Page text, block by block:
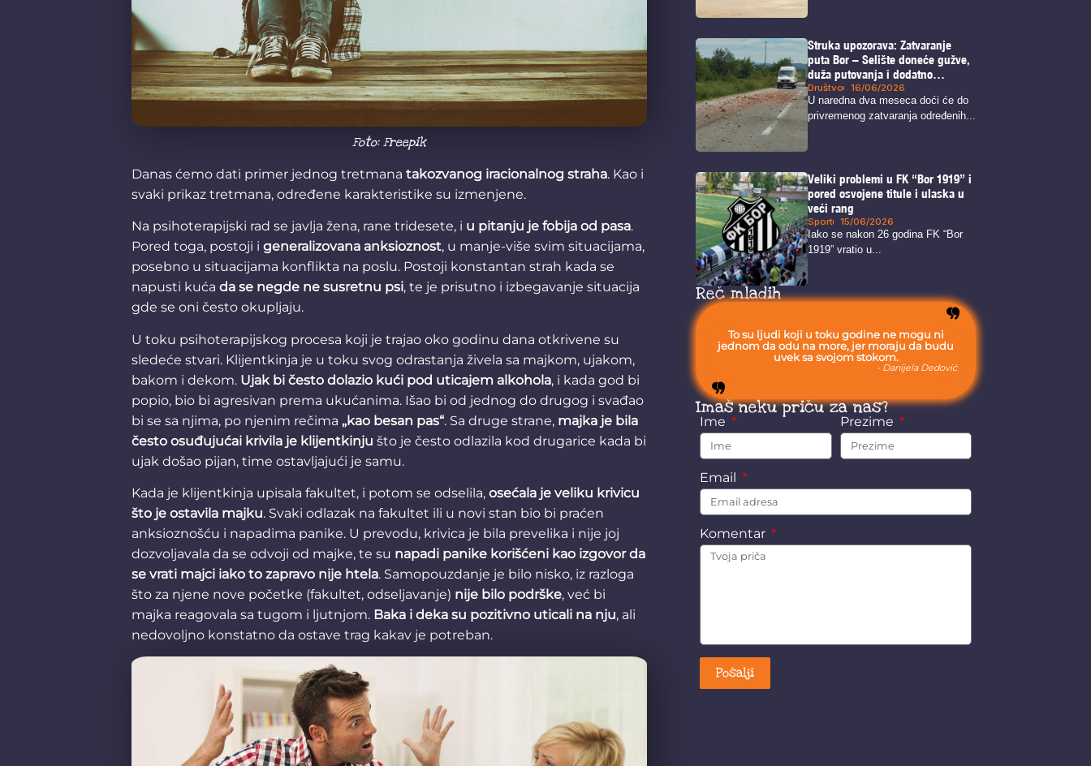
Foto: Freepik
Danas ćemo dati primer jednog tretmana takozvanog iracionalnog straha. Kao i
svaki prikaz tretmana, određene karakteristike su izmenjene.
Na psihoterapijski rad se javlja žena, rane tridesete, i u pitanju je fobija od pasa.
Pored toga, postoji i generalizovana anksioznost, u manje-više svim situacijama,
posebno u situacijama konflikta na poslu. Postoji konstantan strah kada se
napusti kuća da se negde ne susretnu psi, te je prisutno i izbegavanje situacija
gde se oni često okupljaju.
U toku psihoterapijskog procesa koji je trajao oko godinu dana otkrivene su
sledeće stvari. Klijentkinja je u toku svog odrastanja živela sa majkom, ujakom,
bakom i dekom. Ujak bi često dolazio kući pod uticajem alkohola, i kada god bi
popio, bio bi agresivan prema ukućanima. Išao bi od jednog do drugog i svađao
bi se sa njima, po njenim rečima „kao besan pas“. Sa druge strane, majka je bila
često osuđujućai krivila je klijentkinju što je često odlazila kod drugarice kada bi
ujak došao pijan, time ostavljajući je samu.
Kada je klijentkinja upisala fakultet, i potom se odselila, osećala je veliku krivicu
što je ostavila majku. Svaki odlazak na fakultet ili u novi stan bio bi praćen
anksioznošću i napadima panike. U prevodu, krivica je bila prevelika i nije joj
dozvoljavala da se odvoji od majke, te su napadi panike korišćeni kao izgovor da
se vrati majci iako to zapravo nije htela. Samopouzdanje je bilo nisko, iz razloga
što za njene nove početke (fakultet, odseljavanje) nije bilo podrške, već bi
majka reagovala sa tugom i ljutnjom. Baka i deka su pozitivno uticali na nju, ali
nedovoljno konstatno da ostave trag kakav je potreban.
Struka upozorava: Zatvaranje
puta Bor – Selište doneće gužve,
duža putovanja i dodatno
opterećenje alternativnih pravaca
Društvo 16/06/2026
U naredna dva meseca doći će do
privremenog zatvaranja određenih...
Veliki problemi u FK “Bor 1919” i
pored osvojene titule i ulaska u
veći rang
Sport 15/06/2026
Iako se nakon 26 godina FK “Bor
1919” vratio u...
Reč mladih
To su ljudi koji u toku godine ne mogu ni
jednom da odu na more, jer moraju da budu
uvek sa svojom stokom.
- Danijela Dedović
Imaš neku priču za nas?
Ime Prezime
Email
Komentar
Pošalji